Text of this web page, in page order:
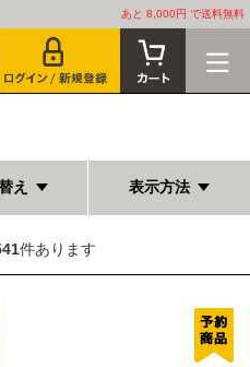
あと 8,000円 で送料無料
え 表示方法
件あります